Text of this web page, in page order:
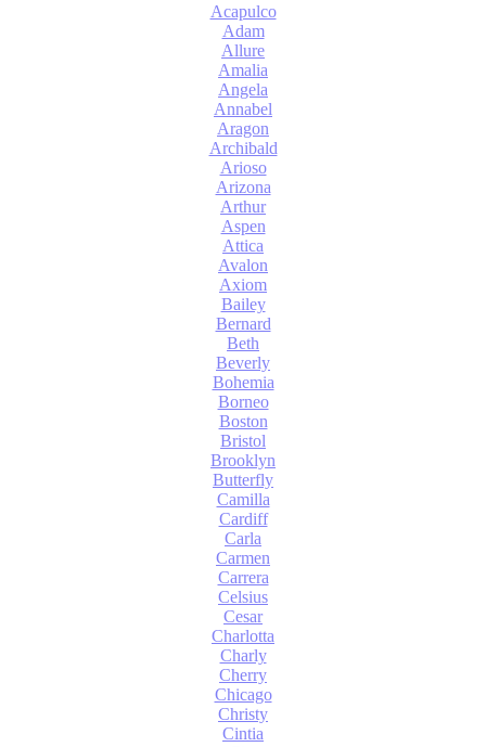
Acapulco
Adam
Allure
Amalia
Angela
Annabel
Aragon
Archibald
Arioso
Arizona
Arthur
Aspen
Attica
Avalon
Axiom
Bailey
Bernard
Beth
Beverly
Bohemia
Borneo
Boston
Bristol
Brooklyn
Butterfly
Camilla
Cardiff
Carla
Carmen
Carrera
Celsius
Cesar
Charlotta
Charly
Cherry
Chicago
Christy
Cintia